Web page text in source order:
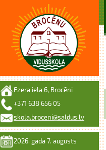
Ezera iela 6, Brocēni
+371 638 656 05
skola.broceni@saldus.lv
2026. gada 7. augusts